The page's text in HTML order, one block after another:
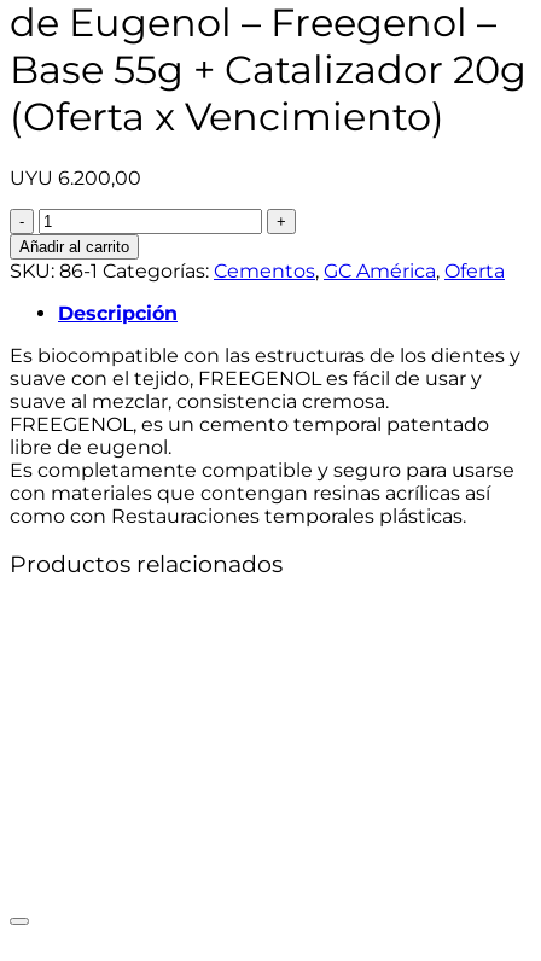
de Eugenol – Freegenol –
Base 55g + Catalizador 20g
(Oferta x Vencimiento)
UYU 6.200,00
Cemento
Provisorio
Libre
Eugenol
Freegenol
-
Base
55g
+
Catalizador
20g
(Oferta
Vencimiento)
Añadir al carrito
SKU: 86-1 Categorías: Cementos, GC América, Oferta
Descripción
Es biocompatible con las estructuras de los dientes y
suave con el tejido, FREEGENOL es fácil de usar y
suave al mezclar, consistencia cremosa.
FREEGENOL, es un cemento temporal patentado
libre de eugenol.
Es completamente compatible y seguro para usarse
con materiales que contengan resinas acrílicas así
como con Restauraciones temporales plásticas.
Productos relacionados